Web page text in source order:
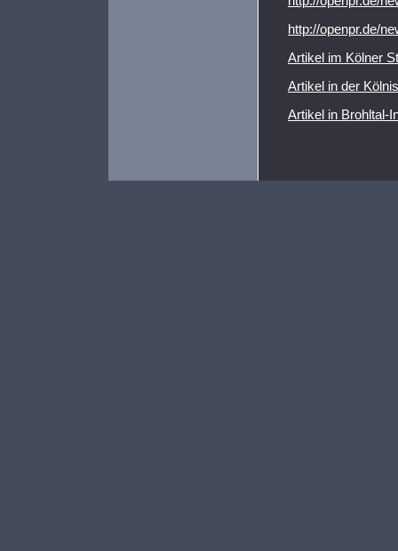
http://openpr.de/
Artikel im Kölner
Artikel in der
Artikel in Brohltal-